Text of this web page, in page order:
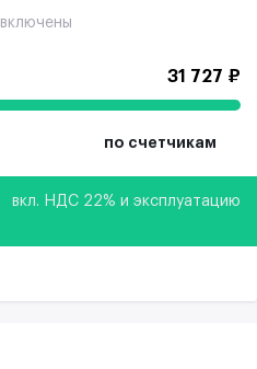
включены
31 727 ₽
по счетчикам
вкл. НДС 22% и эксплуатацию